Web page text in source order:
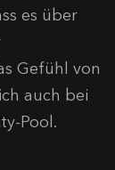
es über
Gefühl von
auch bei
Pool.